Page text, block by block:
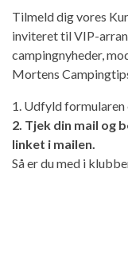
Tilmeld dig vores
inviteret til VIP-
campingnyheder,
Mortens
1. Udfyld
2. Tjek din mail og
linket i mailen.
Så er du med i